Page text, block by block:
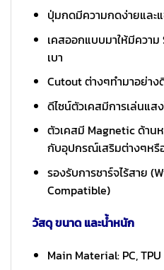
ปุ่มกดมีความกดง่ายและ
เคสออกแบบมาให้มีควา
เบา
Cutout ต่างๆทำมาอย่าง
ดีไซน์ตัวเคสมีการเล่นแส
ตัวเคสมี Magnetic ด้าน
กับอุปกรณ์เสริมต่างๆหรื
รองรับการชาร์จไร้สาย
Compatible)
วัสดุ ขนาด และน้ำหนัก
Main Material: PC, TPU